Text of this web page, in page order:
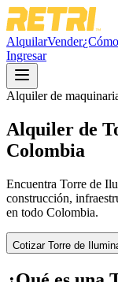
AlquilarVender
Ingresar
Alquiler de
Alquiler de
Colombia
Encuentra Torre de
construcción,
en todo Colombia.
Cotizar Torre de